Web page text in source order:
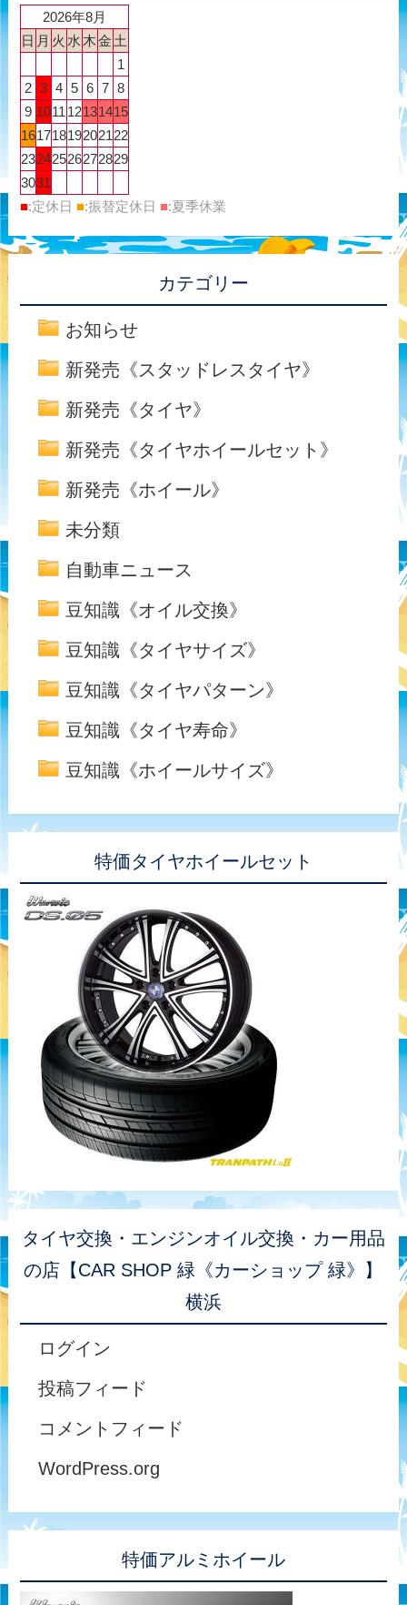
2026年8月
日 月 火 水 木金 土
1
2 3 4 5 6 7 8
9 1011 12131415
16171819202122
23242526272829
3031
■:定休日 ■:振替定休日 ■:夏季休業
カテゴリー
お知らせ
新発売《スタッドレスタイヤ》
新発売《タイヤ》
新発売《タイヤホイールセット》
新発売《ホイール》
未分類
自動車ニュース
豆知識《オイル交換》
豆知識《タイヤサイズ》
豆知識《タイヤパターン》
豆知識《タイヤ寿命》
豆知識《ホイールサイズ》
特価タイヤホイールセット
タイヤ交換・エンジンオイル交換・カー用品
の店【CAR SHOP 緑《カーショップ 緑》】
横浜
ログイン
投稿フィード
コメントフィード
WordPress.org
特価アルミホイール